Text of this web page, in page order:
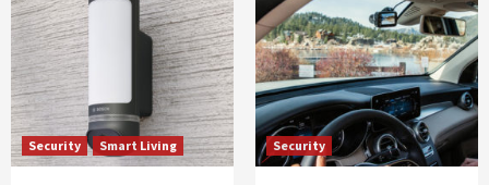
Security Smart Living Security